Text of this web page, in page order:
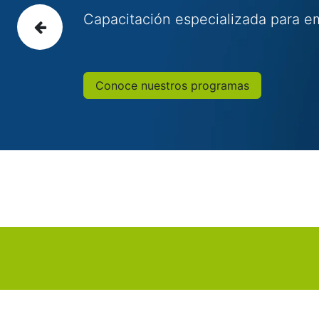
Capacitación especializada para
Conoce nuestros programas
Anterior